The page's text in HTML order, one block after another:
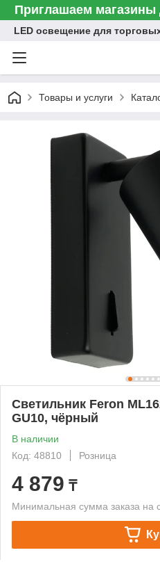
Приглашаем магазины
LED освещение для
Товары и услуги
Светильник Feron
GU10, чёрный
В наличии
Код: 48810
Розница
4 879 ₸
Минимальная сумма заказа на